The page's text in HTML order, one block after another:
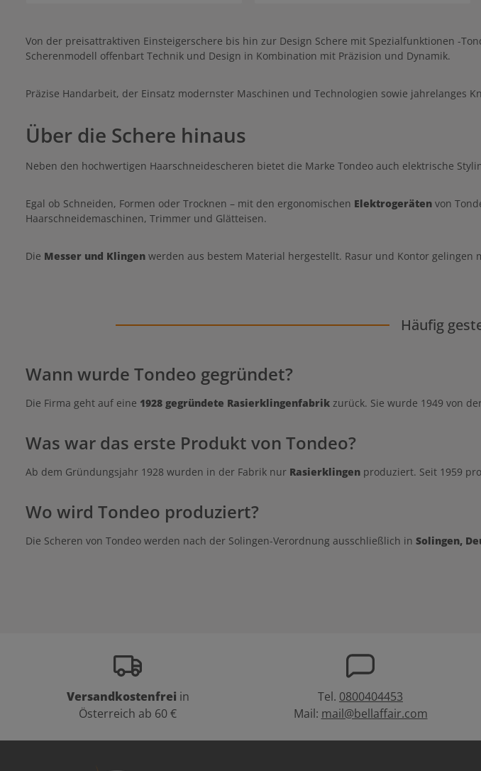
einstellbare Comfort-Schraube sorgt
gemeinsam mit der feinstpolierten Gangstelle
für einen butterweichen Gang. Tondeo Barbers
eine Scherenlegierung mit erhöhtem
Nano-Verzahnung an der Spitze für präzisesten
kleinstem Schneidenwinkel gewährleistet
hervorragende Slice-Eigenschaften und
Von der preisattraktiven Einsteigerschere bis hin zur Design Schere mit Spezialfunktionen -
Scherenmodell offenbart Technik und Design in Kombination mit Präzision und Dynamik.
Präzise Handarbeit, der Einsatz modernster Maschinen und Technologien sowie jahrelanges
Über die Schere hinaus
Neben den hochwertigen Haarschneidescheren bietet die Marke Tondeo auch elektrische
Egal ob Schneiden, Formen oder Trocknen – mit den ergonomischen Elektrogeräten von
Haarschneidemaschinen, Trimmer und Glätteisen.
Die Messer und Klingen werden aus bestem Material hergestellt. Rasur und Kontor
Häufig
Wann wurde Tondeo gegründet?
Die Firma geht auf eine 1928 gegründete Rasierklingenfabrik zurück. Sie wurde 1949 von
Was war das erste Produkt von Tondeo?
Ab dem Gründungsjahr 1928 wurden in der Fabrik nur Rasierklingen produziert. Seit 1959
Wo wird Tondeo produziert?
Die Scheren von Tondeo werden nach der Solingen-Verordnung ausschließlich in Solingen,
Versandkostenfrei in
Österreich ab 60 €
Tel. 0800404453
Mail: mail@bellaffair.com